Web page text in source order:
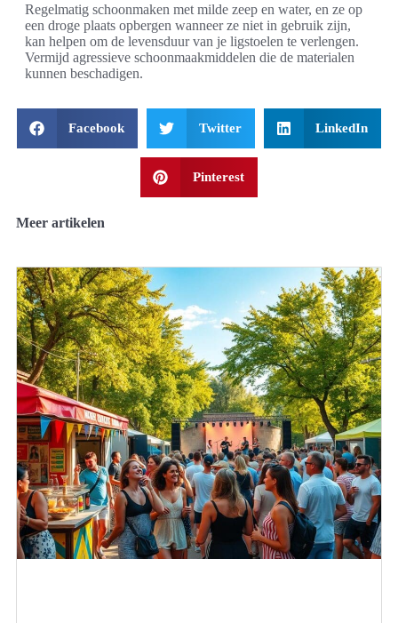
Regelmatig schoonmaken met milde zeep en water, en ze op
een droge plaats opbergen wanneer ze niet in gebruik zijn,
kan helpen om de levensduur van je ligstoelen te verlengen.
Vermijd agressieve schoonmaakmiddelen die de materialen
kunnen beschadigen.
Facebook Twitter LinkedIn
Pinterest
Meer artikelen